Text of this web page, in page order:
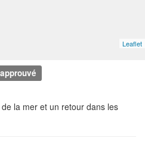
Leaflet
la mer et un retour dans les